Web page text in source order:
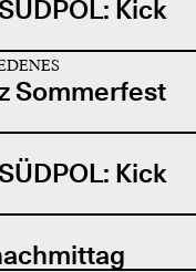
Kick
Sommerfest
Kick